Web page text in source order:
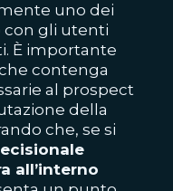
uno dei
gli utenti
È importante
contenga
al prospect
della
che, se si
all’interno